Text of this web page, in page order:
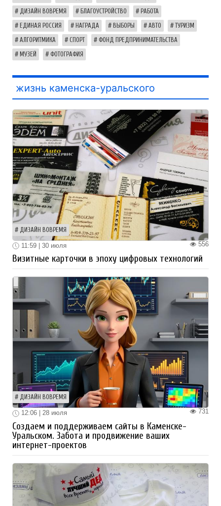
ДИЗАЙН ВОВРЕМЯ БЛАГОУСТРОЙСТВО РАБОТА
ЕДИНАЯ РОССИЯ НАГРАДА ВЫБОРЫ АВТО ТУРИЗМ
АЛГОРИТМИКА СПОРТ ФОНД ПРЕДПРИНИМАТЕЛЬСТВА
МУЗЕЙ ФОТОГРАФИЯ
жизнь каменска-уральского
ДИЗАЙН ВОВРЕМЯ
556
11:59 | 30 июля
Визитные карточки в эпоху цифровых технологий
ДИЗАЙН ВОВРЕМЯ
731
12:06 | 28 июля
Создаем и поддерживаем сайты в Каменске-
Уральском. Забота и продвижение ваших
интернет-проектов